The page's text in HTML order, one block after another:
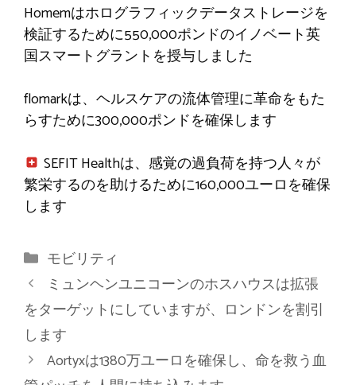
Homemはホログラフィックデータストレージを
検証するために550,000ポンドのイノベート英
国スマートグラントを授与しました
flomarkは、ヘルスケアの流体管理に革命をもた
らすために300,000ポンドを確保します
SEFIT Healthは、感覚の過負荷を持つ人々が
繁栄するのを助けるために160,000ユーロを確保
します
カ
テ
ゴ
リ
ー
モビリティ
ミュンヘンユニコーンのホスハウスは拡張
をターゲットにしていますが、ロンドンを割引
します
Aortyxは1380万ユーロを確保し、命を救う血